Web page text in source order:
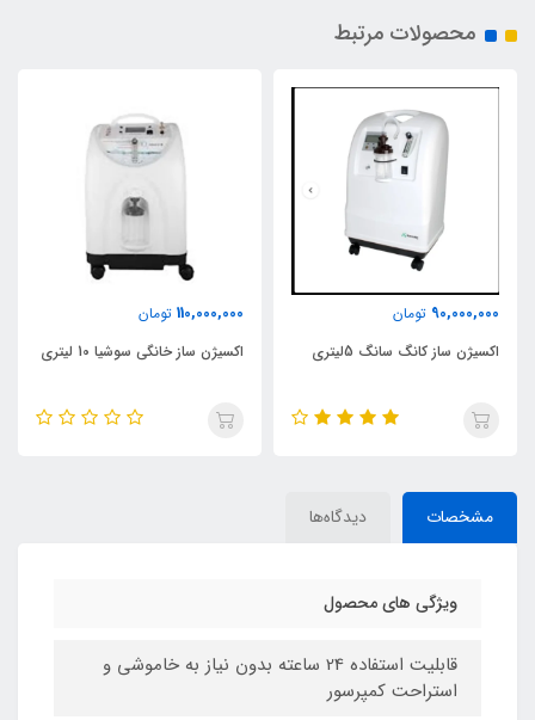
محصولات مرتبط
90,000,000 تومان
اکسیژن ساز کانگ سانگ 5لیتری
110,000,000 تومان
اکسیژن ساز خانگی سوشیا 10 لیتری
مشخصات دیدگاه‌ها
ویژگی های محصول
قابلیت استفاده 24 ساعته بدون نیاز به خاموشی و
استراحت کمپرسور